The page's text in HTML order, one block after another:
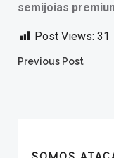
semijoias
Post Views: 31
Post
Previous Post